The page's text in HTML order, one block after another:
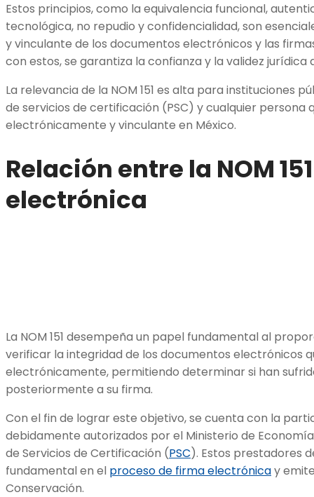
Estos principios, como la equivalencia funcional,
tecnológica, no repudio y confidencialidad, son
y vinculante de los documentos electrónicos y las
con estos, se garantiza la confianza y la validez
La relevancia de la NOM 151 es alta para instituciones
de servicios de certificación (PSC) y cualquier persona
electrónicamente y vinculante en México.
Relación entre la NOM
electrónica
La NOM 151 desempeña un papel fundamental al
verificar la integridad de los documentos electrónicos
electrónicamente, permitiendo determinar si han
posteriormente a su firma.
Con el fin de lograr este objetivo, se cuenta con la
debidamente autorizados por el Ministerio de
de Servicios de Certificación (PSC). Estos prestadores
fundamental en el proceso de firma electrónicay
Conservación.